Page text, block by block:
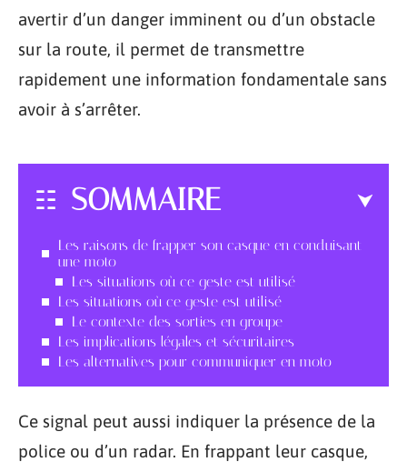
avertir d’un danger imminent ou d’un obstacle
sur la route, il permet de transmettre
rapidement une information fondamentale sans
avoir à s’arrêter.
SOMMAIRE
Les raisons de frapper son casque en conduisant
une moto
Les situations où ce geste est utilisé
Les situations où ce geste est utilisé
Le contexte des sorties en groupe
Les implications légales et sécuritaires
Les alternatives pour communiquer en moto
Ce signal peut aussi indiquer la présence de la
police ou d’un radar. En frappant leur casque,